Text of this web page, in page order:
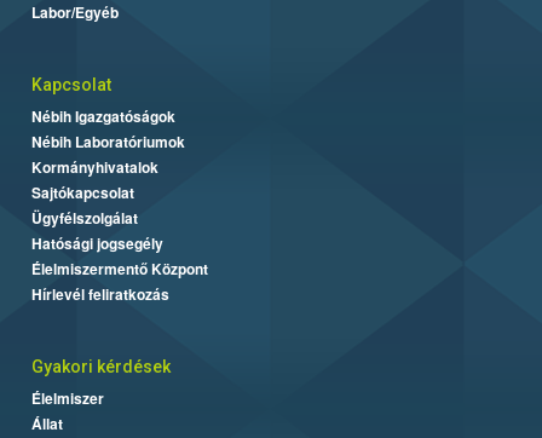
Labor/Egyéb
Kapcsolat
Nébih Igazgatóságok
Nébih Laboratóriumok
Kormányhivatalok
Sajtókapcsolat
Ügyfélszolgálat
Hatósági jogsegély
Élelmiszermentő Központ
Hírlevél feliratkozás
Gyakori kérdések
Élelmiszer
Állat